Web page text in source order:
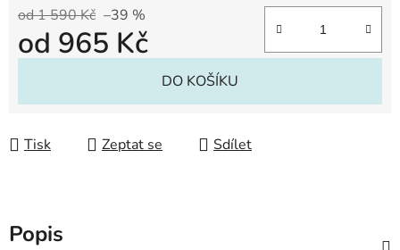
od 1 590 Kč –39 %
od 965 Kč
DO KOŠÍKU
Tisk Zeptat se Sdílet
Popis